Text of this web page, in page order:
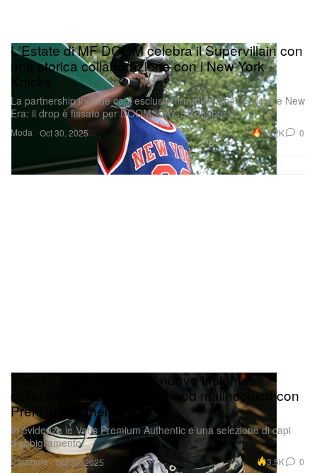
Moda
L'Estate di MF DOOM celebra il Supervillain con
una storica collaborazione con i New York
La partnership include capi esclusivi firmati Mitchell & Ness e New
Era: il drop è fissato per DOOMSDAY, 31 ottobre.
Oct 30, 2025 30.2K 0
Calzature
Yusuke Hanai e Vans di nuovo insieme:
collezione autunnale dal mood malinconico con
Premium Authentic
In evidenza le Vans Premium Authentic e una selezione di capi
d’abbigliamento.
Oct 30, 2025 3.5K 0